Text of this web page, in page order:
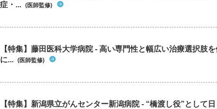
症・... (医師監修)
【特集】藤田医科大学病院 - 高い専門性と幅広い治療選択肢
に... (医師監修)
【特集】新潟県立がんセンター新潟病院 - “橋渡し役”として